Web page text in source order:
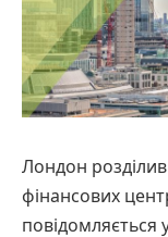
Лондон
фінансових
повідомляється